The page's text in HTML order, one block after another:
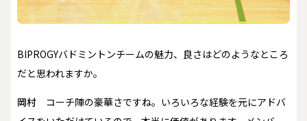
――BIPROGYバドミントンチームの魅力、良さはどのようなところ
だと思われますか。
岡村
コーチ陣の豪華さですね。いろいろな経験を元にアドバ